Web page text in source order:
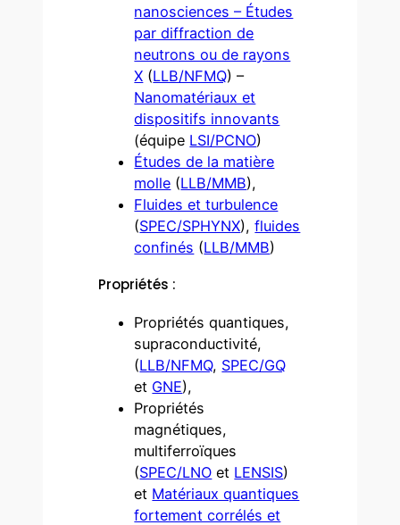
nanosciences – Études
par diffraction de
neutrons ou de rayons
X (LLB/NFMQ) –
Nanomatériaux et
dispositifs innovants
(équipe LSI/PCNO)
Études de la matière
molle (LLB/MMB),
Fluides et turbulence
(SPEC/SPHYNX),fluides
confinés (LLB/MMB)
Propriétés :
Propriétés quantiques,
supraconductivité,
(LLB/NFMQ, SPEC/GQ
et GNE),
Propriétés
magnétiques,
multiferroïques
(SPEC/LNO et LENSIS)
et Matériaux quantiques
fortement corrélés et